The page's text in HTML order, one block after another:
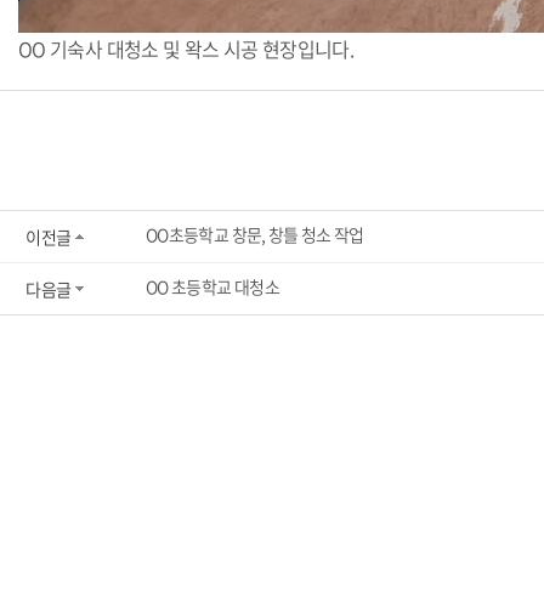
OO 기숙사 대청소 및 왁스 시공 현장입니다.
이전글 OO초등학교 창문, 창틀 청소 작업
다음글 OO 초등학교 대청소